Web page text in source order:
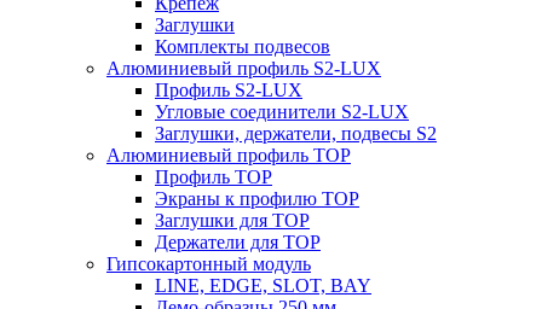
Заглушки
Комплекты подвесов
Алюминиевый профиль S2-LUX
Профиль S2-LUX
Угловые соединители S2-LUX
Заглушки, держатели, подвесы S2
Алюминиевый профиль TOP
Профиль TOP
Экраны к профилю TOP
Заглушки для TOP
Держатели для TOP
Гипсокартонный модуль
LINE, EDGE, SLOT, BAY